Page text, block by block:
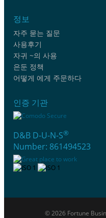
정보
자주 묻는 질문
사용후기
자귀 ~의 사용
은둔 정책
어떻게 에게 주문하다
인증 기관
D&B D-U-N-S®
Number: 861494523
© 2026 Fortune